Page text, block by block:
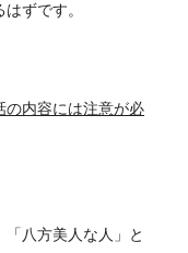
ずです。
の内容には注意が必
「八方美人な人」と